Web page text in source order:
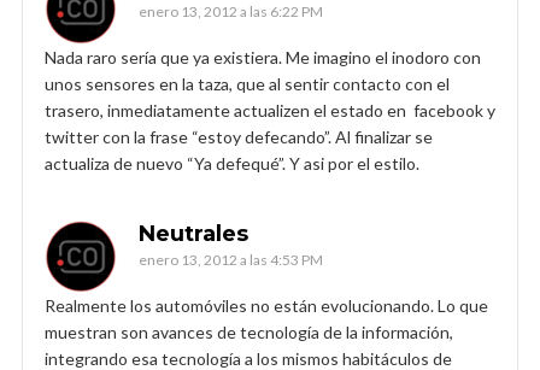
enero 13, 2012 a las 6:22 PM
Nada raro sería que ya existiera. Me imagino el inodoro con
unos sensores en la taza, que al sentir contacto con el
trasero, inmediatamente actualizen el estado en facebook y
twitter con la frase “estoy defecando”. Al finalizar se
actualiza de nuevo “Ya defequé”. Y asi por el estilo.
Neutrales
enero 13, 2012 a las 4:53 PM
Realmente los automóviles no están evolucionando. Lo que
muestran son avances de tecnología de la información,
integrando esa tecnología a los mismos habitáculos de